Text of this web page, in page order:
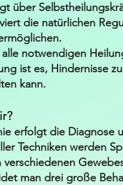
über
die natürlichen
notwendigen
ist es, Hindernisse
kann.
erfolgt die Diagnose
Techniken werden
verschiedenen
man drei große